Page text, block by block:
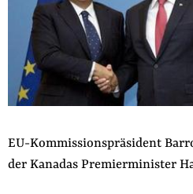
EU-Kommissionspräsident
der Kanadas Premierminister